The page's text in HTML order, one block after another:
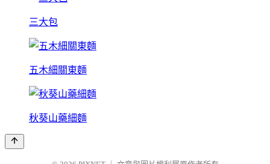
三大包
五木細關東麵
秋葵山藥細麵